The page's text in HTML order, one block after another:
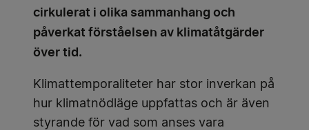
cirkulerat i olika sammanhang och
påverkat förståelsen av klimatåtgärder
över tid.
Klimattemporaliteter har stor inverkan på
hur klimatnödläge uppfattas och är även
styrande för vad som anses vara